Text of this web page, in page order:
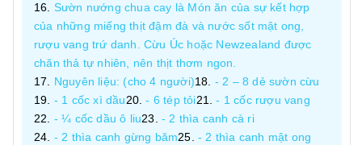
Sườn nướng chua cay là Món ăn của sự kết hợp
của những miếng thịt đậm đà và nước sốt mật ong,
rượu vang trứ danh. Cừu Úc hoặc Newzealand được
chăn thả tự nhiên, nên thịt thơm ngon.
Nguyên liệu: (cho 4 người)
- 2 – 8 dẻ sườn cừu
- 1 cốc xì dầu
- 6 tép tỏi
- 1 cốc rượu vang
- ¼ cốc dầu ô liu
- 2 thìa canh cà ri
- 2 thìa canh gừng băm
- 2 thìa canh mật ong